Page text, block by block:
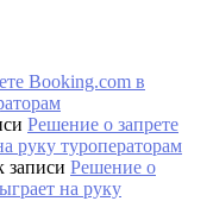
Booking.com в
Решение о запрете
руку туроператорам
записи Решение о
на руку